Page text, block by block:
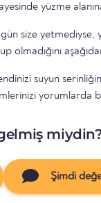
yüzme
size yetmediyse,
olmadığını
suyun
yorumlarda
Şimdi